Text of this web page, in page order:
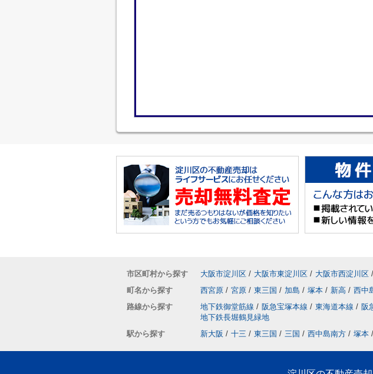
市区町村から探す 大阪市淀川区 / 大阪市東淀川区 / 大阪市西淀川区 /
町名から探す
西宮原 / 宮原 / 東三国 / 加島 / 塚本 / 新高 / 西中
路線から探す
地下鉄御堂筋線 / 阪急宝塚本線 / 東海道本線 / 阪
地下鉄長堀鶴見緑地
駅から探す
新大阪 / 十三 / 東三国 / 三国 / 西中島南方 / 塚本 /